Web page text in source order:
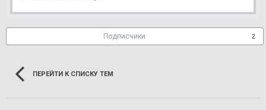
Подписчики 2
ПЕРЕЙТИ К СПИСКУ ТЕМ